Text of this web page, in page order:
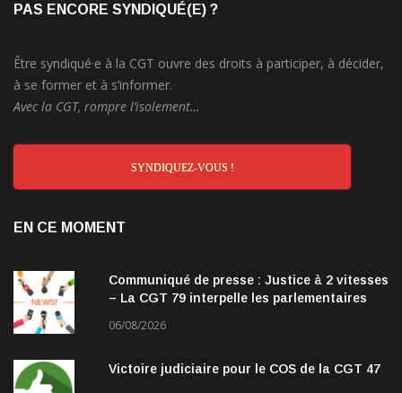
PAS ENCORE SYNDIQUÉ(E) ?
Être syndiqué·e à la CGT ouvre des droits à participer, à décider,
à se former et à s’informer.
Avec la CGT, rompre l’isolement…
SYNDIQUEZ-VOUS !
EN CE MOMENT
Communiqué de presse : Justice à 2 vitesses
– La CGT 79 interpelle les parlementaires
06/08/2026
Victoire judiciaire pour le COS de la CGT 47